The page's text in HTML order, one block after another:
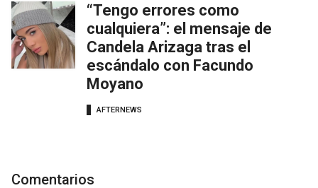
“Tengo errores como
cualquiera”: el mensaje de
Candela Arizaga tras el
escándalo con Facundo
Moyano
AFTERNEWS
Comentarios